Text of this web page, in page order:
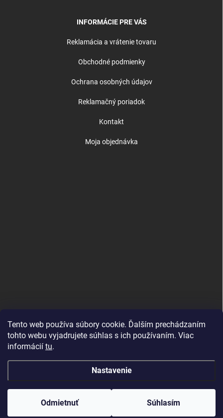
Tento web používa súbory cookie. Ďalším prechádzaním
tohto webu vyjadrujete súhlas s ich používaním. Viac
informácií tu.
Nastavenie
Odmietnuť Súhlasím
INFORMÁCIE PRE VÁS
Reklamácia a vrátenie tovaru
Obchodné podmienky
Ochrana osobných údajov
Reklamačný poriadok
Kontakt
Moja objednávka
Good E-shops have logic. SALELOGICS
Vytvoril Shoptet
Copyright 2026 Herné PC Zostavy . Všetky práva vyhradené.